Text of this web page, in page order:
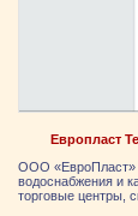
Европласт
ООО «ЕвроПласт»
водоснабжения и
торговые центры,